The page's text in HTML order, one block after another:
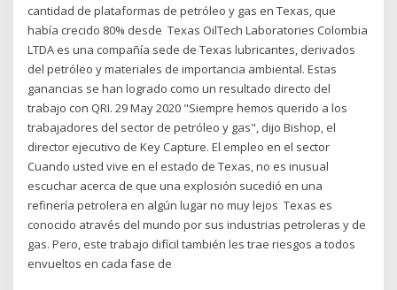
cantidad de plataformas de petróleo y gas en Texas, que
había crecido 80% desde Texas OilTech Laboratories Colombia
LTDA es una compañía sede de Texas lubricantes, derivados
del petróleo y materiales de importancia ambiental. Estas
ganancias se han logrado como un resultado directo del
trabajo con QRI. 29 May 2020 "Siempre hemos querido a los
trabajadores del sector de petróleo y gas", dijo Bishop, el
director ejecutivo de Key Capture. El empleo en el sector
Cuando usted vive en el estado de Texas, no es inusual
escuchar acerca de que una explosión sucedió en una
refinería petrolera en algún lugar no muy lejos Texas es
conocido através del mundo por sus industrias petroleras y de
gas. Pero, este trabajo difícil también les trae riesgos a todos
envueltos en cada fase de